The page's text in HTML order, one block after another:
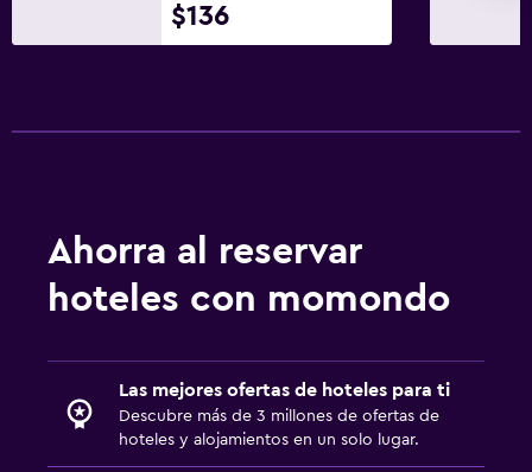
$136
Ahorra al reservar
hoteles con momondo
Las mejores ofertas de hoteles para ti
Descubre más de 3 millones de ofertas de
hoteles y alojamientos en un solo lugar.